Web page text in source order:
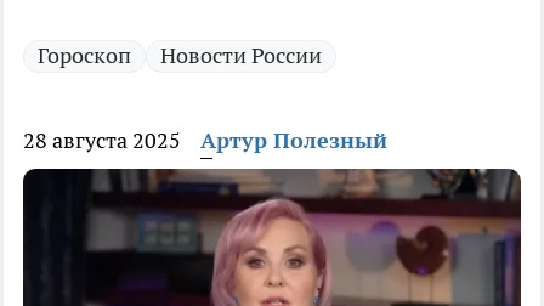
Гороскоп Новости России
28 августа 2025 Артур Полезный